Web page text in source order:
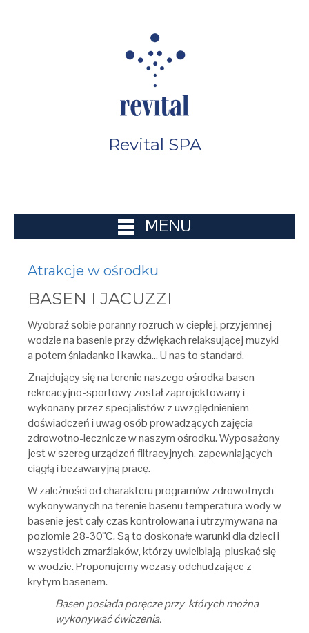
Revital SPA
MENU
Atrakcje w ośrodku
BASEN I JACUZZI
Wyobraź sobie poranny rozruch w ciepłej, przyjemnej
wodzie na basenie przy dźwiękach relaksującej muzyki
a potem śniadanko i kawka… U nas to standard.
Znajdujący się na terenie naszego ośrodka basen
rekreacyjno-sportowy został zaprojektowany i
wykonany przez specjalistów z uwzględnieniem
doświadczeń i uwag osób prowadzących zajęcia
zdrowotno-lecznicze w naszym ośrodku. Wyposażony
jest w szereg urządzeń filtracyjnych, zapewniających
ciągłą i bezawaryjną pracę.
W zależności od charakteru programów zdrowotnych
wykonywanych na terenie basenu temperatura wody w
basenie jest cały czas kontrolowana i utrzymywana na
poziomie 28-30°C. Są to doskonałe warunki dla dzieci i
wszystkich zmarźlaków, którzy uwielbiają pluskać się
w wodzie. Proponujemy wczasy odchudzające z
krytym basenem.
Basen posiada poręcze przy których można
wykonywać ćwiczenia.